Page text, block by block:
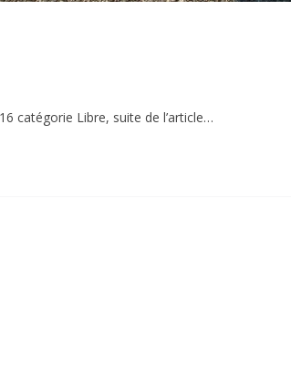
catégorie Libre, suite de l’article…